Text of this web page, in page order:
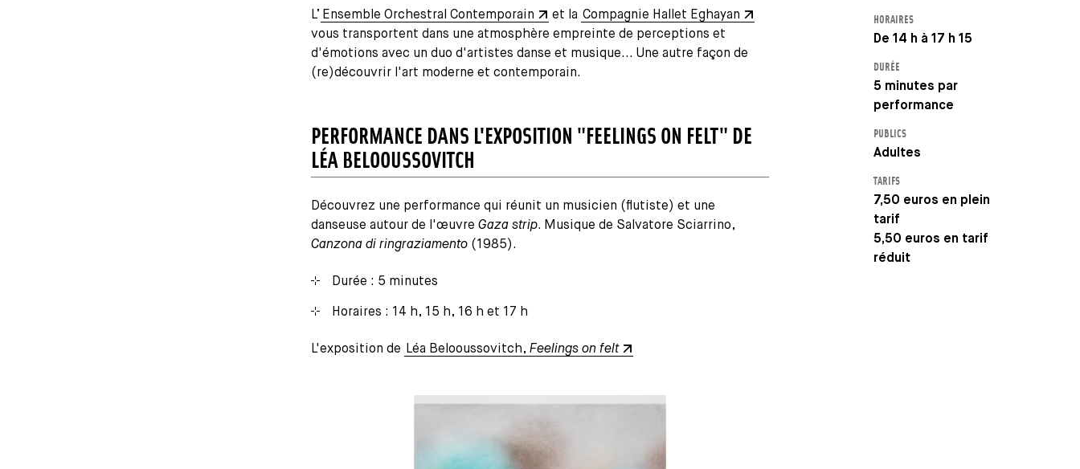
HORAIRES
De 14 h à 17 h 15
DURÉE
5 minutes par
performance
PUBLICS
Adultes
TARIFS
7,50 euros en plein
tarif
5,50 euros en tarif
réduit
L’ Ensemble Orchestral Contemporain et la Compagnie Hallet Eghayan
vous transportent dans une atmosphère empreinte de perceptions et
d'émotions avec un duo d'artistes danse et musique... Une autre façon de
(re)découvrir l'art moderne et contemporain.
PERFORMANCE DANS L'EXPOSITION "FEELINGS ON FELT" DE
LÉA BELOOUSSOVITCH
Découvrez une performance qui réunit un musicien (flutiste) et une
danseuse autour de l'œuvre Gaza strip. Musique de Salvatore Sciarrino,
Canzona di ringraziamento (1985).
Durée : 5 minutes
Horaires : 14 h, 15 h, 16 h et 17 h
L'exposition de Léa Belooussovitch, Feelings on felt